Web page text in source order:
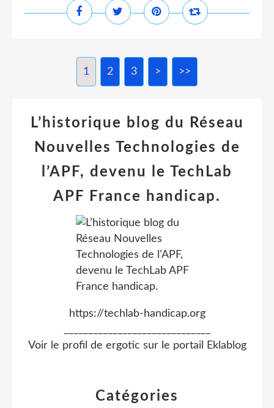
1 2 3 > >>
Catégories
L’historique blog du Réseau
Nouvelles Technologies de
l’APF, devenu le TechLab
APF France handicap.
https://techlab-handicap.org
Voir le profil de ergotic sur le portail Eklablog